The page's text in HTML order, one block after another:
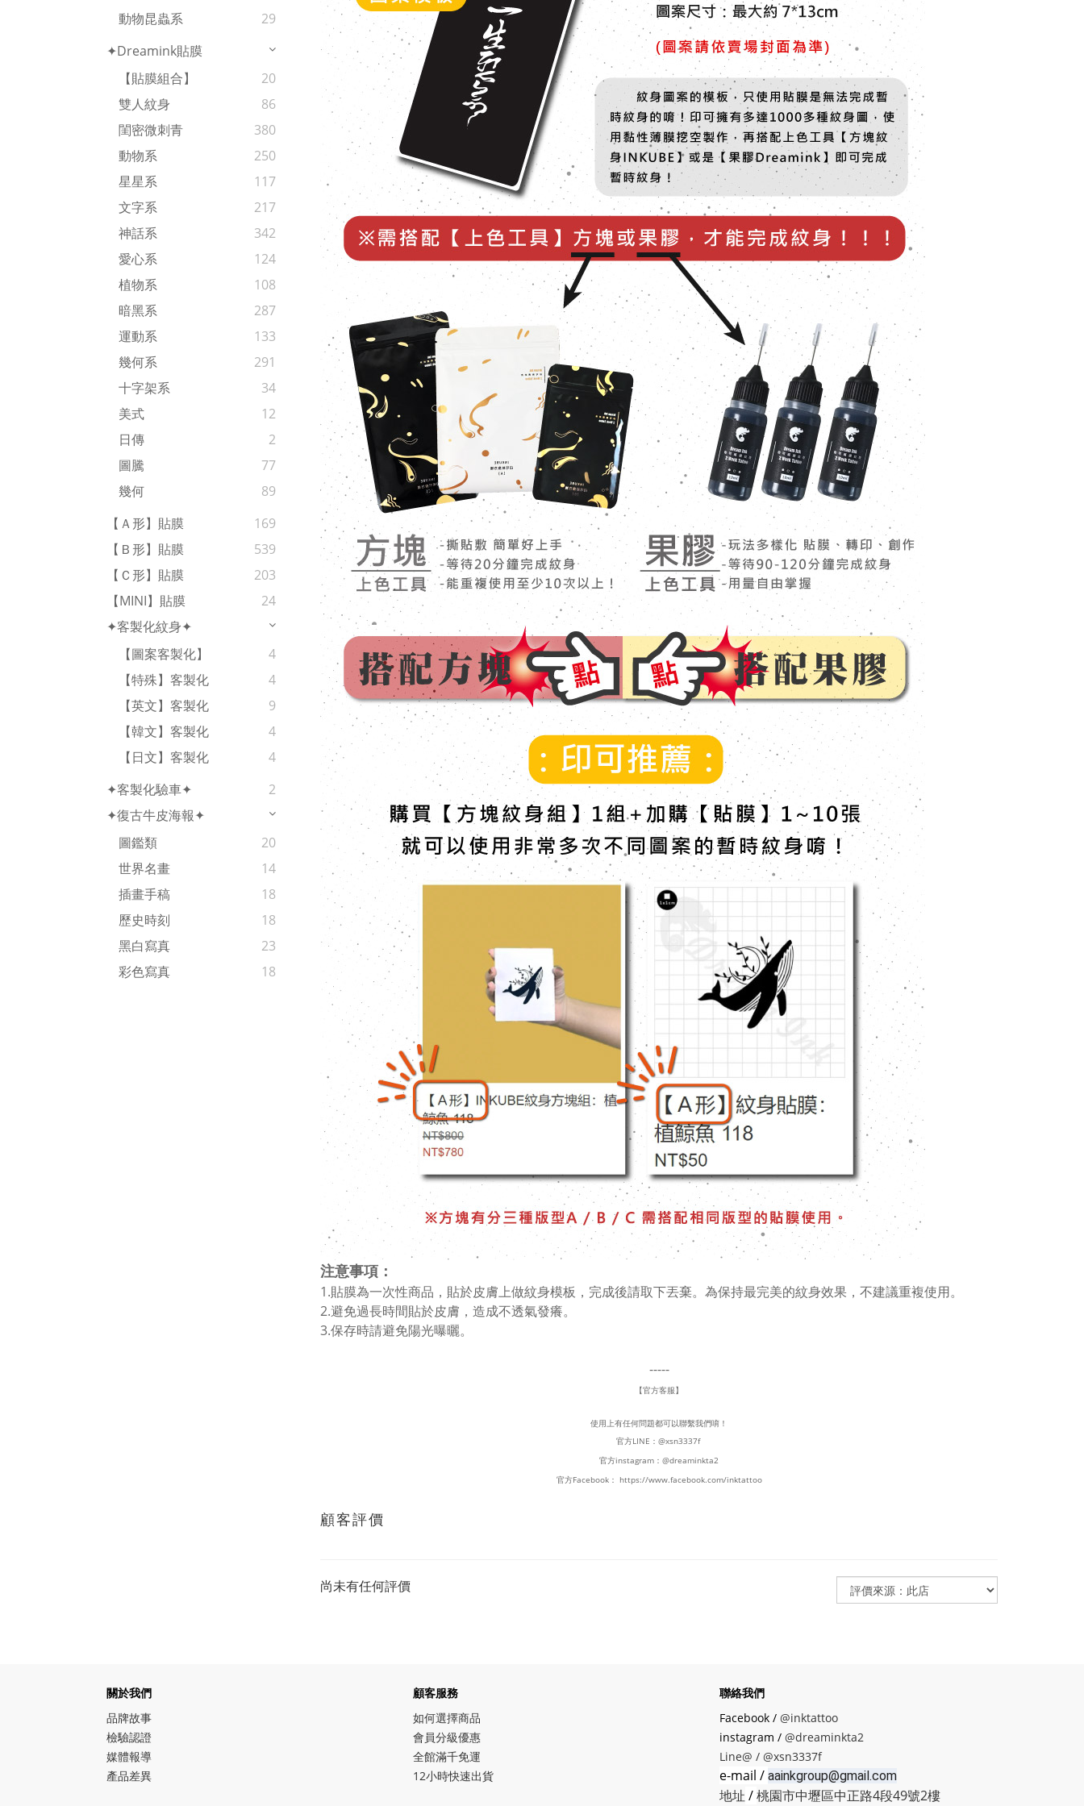
動物昆蟲系
29
✦Dreamink貼膜
【貼膜組合】
20
雙人紋身
86
閨密微刺青
380
動物系
250
星星系
117
文字系
217
神話系
342
愛心系
124
植物系
108
暗黑系
287
運動系
133
幾何系
291
十字架系
34
美式
12
日傳
2
圖騰
77
幾何
89
【Ａ形】貼膜
169
【Ｂ形】貼膜
539
【Ｃ形】貼膜
203
【MINI】貼膜
24
✦客製化紋身✦
【圖案客製化】
4
【特殊】客製化
4
【英文】客製化
9
【韓文】客製化
4
【日文】客製化
4
✦客製化驗車✦
2
✦復古牛皮海報✦
圖鑑類
20
世界名畫
14
插畫手稿
18
歷史時刻
18
黑白寫真
23
彩色寫真
18
注意事項：
1.貼膜為一次性商品，貼於皮膚上做紋身模板，完成後請取下丟棄。為保持最完美的紋身效果，不建議重複使用。
2.避免過長時間貼於皮膚，造成不透氣發癢。
3.保存時請避免陽光曝曬。
-----
【官方客服】
使用上有任何問題都可以聯繫我們唷！
官方LINE： @xsn3337f
官方instagram： @dreaminkta2
官方Facebook： https://www.facebook.com/inktattoo
顧客評價
尚未有任何評價
關於我們
品牌故事
檢驗認證
媒體報導
產品差異
顧客服務
如何選擇商品
會員分級優惠
全館滿千免運
12小時快速出貨
聯絡我們
Facebook / @inktattoo
instagram / @dreaminkta2
Line@ / @xsn3337f
e-mail / aainkgroup@gmail.com
地址 /桃園市中壢區中正路4段49號2樓